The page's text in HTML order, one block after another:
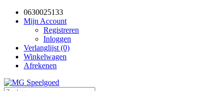
0630025133
Mijn Account
Registreren
Inloggen
Verlanglijst (0)
Winkelwagen
Afrekenen